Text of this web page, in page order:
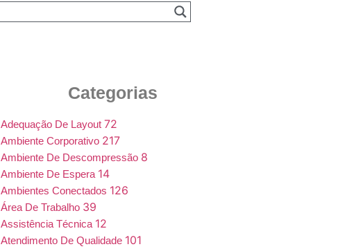
Categorias
Adequação De Layout 72
Ambiente Corporativo 217
Ambiente De Descompressão 8
Ambiente De Espera 14
Ambientes Conectados 126
Área De Trabalho 39
Assistência Técnica 12
Atendimento De Qualidade 101